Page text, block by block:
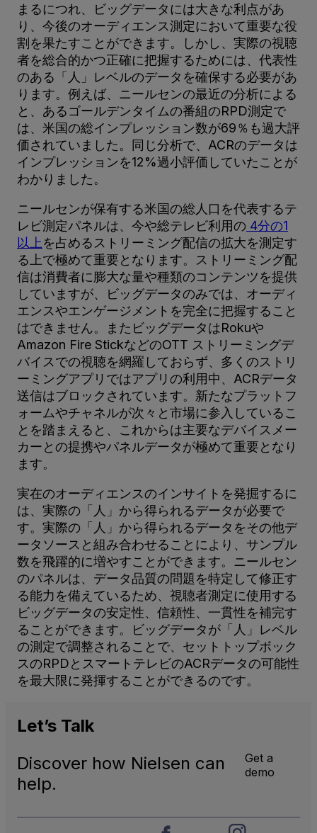
まるにつれ、ビッグデータには大きな利点があ
り、今後のオーディエンス測定において重要な役
割を果たすことができます。しかし、実際の視聴
者を総合的かつ正確に把握するためには、代表性
のある「人」レベルのデータを確保する必要があ
ります。例えば、ニールセンの最近の分析による
と、あるゴールデンタイムの番組のRPD測定で
は、米国の総インプレッション数が69％も過大評
価されていました。同じ分析で、ACRのデータは
インプレッションを12%過小評価していたことが
わかりました。
ニールセンが保有する米国の総人口を代表するテ
レビ測定パネルは、今や総テレビ利用の 4分の1
以上を占めるストリーミング配信の拡大を測定す
る上で極めて重要となります。ストリーミング配
信は消費者に膨大な量や種類のコンテンツを提供
していますが、ビッグデータのみでは、オーディ
エンスやエンゲージメントを完全に把握すること
はできません。またビッグデータはRokuや
Amazon Fire StickなどのOTT ストリーミングデ
バイスでの視聴を網羅しておらず、多くのストリ
ーミングアプリではアプリの利用中、ACRデータ
送信はブロックされています。新たなプラットフ
ォームやチャネルが次々と市場に参入しているこ
とを踏まえると、これからは主要なデバイスメー
カーとの提携やパネルデータが極めて重要となり
ます。
実在のオーディエンスのインサイトを発掘するに
は、実際の「人」から得られるデータが必要で
す。実際の「人」から得られるデータをその他デ
ータソースと組み合わせることにより、サンプル
数を飛躍的に増やすことができます。ニールセン
のパネルは、データ品質の問題を特定して修正す
る能力を備えているため、視聴者測定に使用する
ビッグデータの安定性、信頼性、一貫性を補完す
ることができます。ビッグデータが「人」レベル
の測定で調整されることで、セットトップボック
スのRPDとスマートテレビのACRデータの可能性
を最大限に発揮することができるのです。
Let’s Talk
Discover how Nielsen can
help.
Get a
demo